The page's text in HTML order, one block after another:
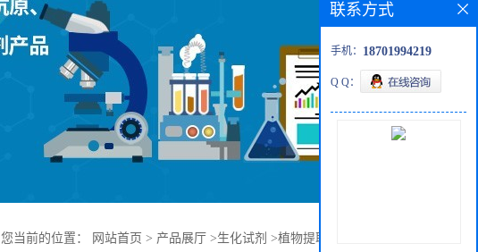
您当前的位置： 网站首页 > 产品展厅 >生化试剂 >植物提取物
联系方式
手机： 18701994219
Q Q：